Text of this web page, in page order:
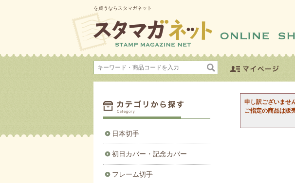
を買うならスタマガネット
申し訳ございません
ご指定の商品は販
日本切手
初日カバー・記念カバー
フレーム切手